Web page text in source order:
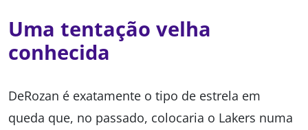
Uma tentação velha
conhecida
DeRozan é exatamente o tipo de estrela em
queda que, no passado, colocaria o Lakers numa